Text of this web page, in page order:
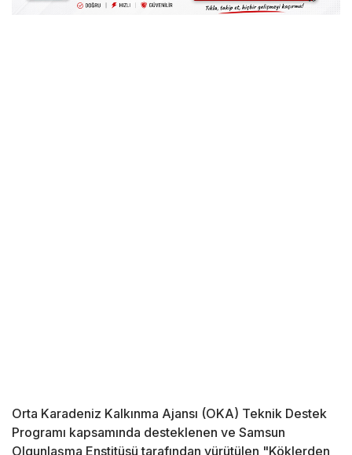
Orta Karadeniz Kalkınma Ajansı (OKA) Teknik Destek
Programı kapsamında desteklenen ve Samsun
Olgunlaşma Enstitüsü tarafından yürütülen "Köklerden